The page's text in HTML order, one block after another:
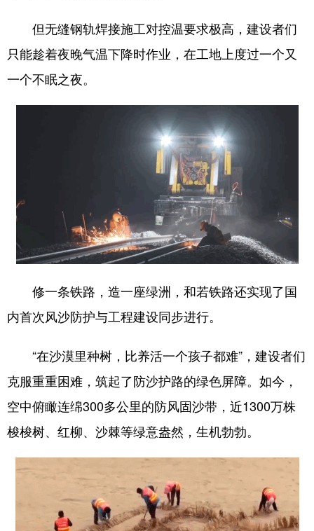
但无缝钢轨焊接施工对控温要求极高，建设者们
只能趁着夜晚气温下降时作业，在工地上度过一个又
一个不眠之夜。
修一条铁路，造一座绿洲，和若铁路还实现了国
内首次风沙防护与工程建设同步进行。
“在沙漠里种树，比养活一个孩子都难”，建设者们
克服重重困难，筑起了防沙护路的绿色屏障。如今，
空中俯瞰连绵300多公里的防风固沙带，近1300万株
梭梭树、红柳、沙棘等绿意盎然，生机勃勃。